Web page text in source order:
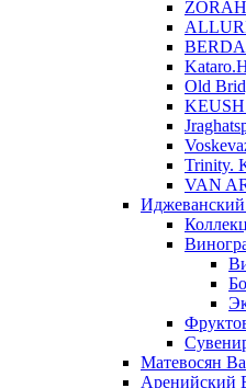
ZORAH
Old
Trinity.
VAN
Матевосян
Аренийский